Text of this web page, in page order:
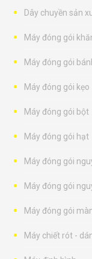
Dây chuyền sản
Máy đóng gói
Máy đóng gói
Máy đóng gói kẹo
Máy đóng gói bột
Máy đóng gói hạt
Máy đóng gói
Máy đóng gói
Máy đóng gói
Máy chiết rót -